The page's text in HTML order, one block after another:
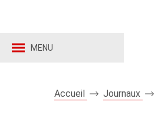
MENU
Accueil Journaux